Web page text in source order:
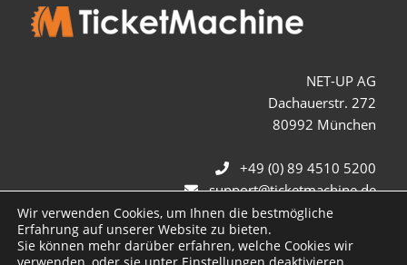
NET-UP AG
Dachauerstr. 272
80992 München
+49 (0) 89 4510 5200
support@ticketmachine.de
Wir verwenden Cookies, um Ihnen die bestmögliche
Erfahrung auf unserer Website zu bieten.
Sie können mehr darüber erfahren, welche Cookies wir